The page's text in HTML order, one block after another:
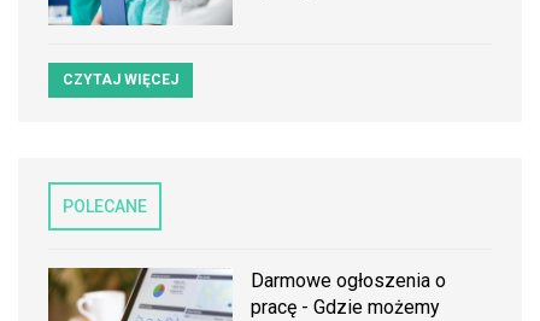
CZYTAJ WIĘCEJ
POLECANE
Darmowe ogłoszenia o
pracę - Gdzie możemy